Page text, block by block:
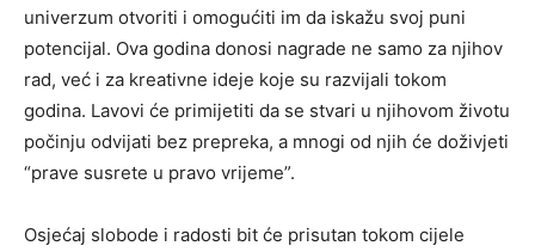
univerzum otvoriti i omogućiti im da iskažu svoj puni
potencijal. Ova godina donosi nagrade ne samo za njihov
rad, već i za kreativne ideje koje su razvijali tokom
godina. Lavovi će primijetiti da se stvari u njihovom životu
počinju odvijati bez prepreka, a mnogi od njih će doživjeti
“prave susrete u pravo vrijeme”.
Osjećaj slobode i radosti bit će prisutan tokom cijele